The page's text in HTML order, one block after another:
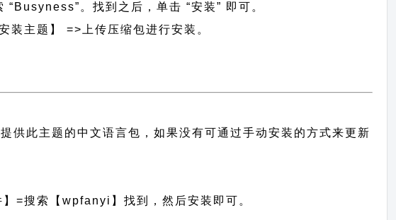
。找到之后，单击 “安装” 即可。
主题】 =>上传压缩包进行安装。
此主题的中文语言包，如果没有可通过手动安装的方式来更新
=搜索【wpfanyi】找到，然后安装即可。